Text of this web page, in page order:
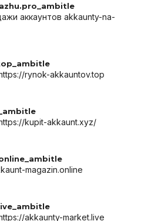
аккаунтов akkaunty-na-
rynok-akkauntov.top
kupit-akkaunt.xyz/
magazin.online
akkaunty-market.live